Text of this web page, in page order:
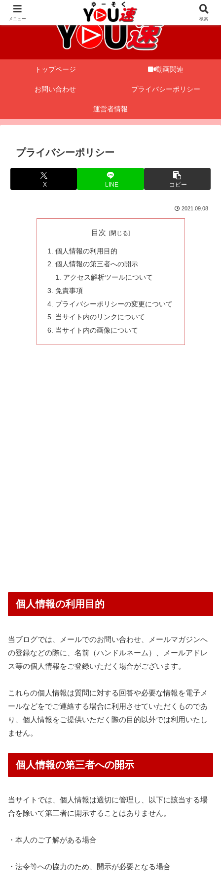
トップページ 動画関連
お問い合わせ プライバシーポリシー
運営者情報
プライバシーポリシー
X LINE コピー
2021.09.08
目次
個人情報の利用目的
個人情報の第三者への開示
アクセス解析ツールについて
免責事項
プライバシーポリシーの変更について
当サイト内のリンクについて
当サイト内の画像について
個人情報の利用目的
当ブログでは、メールでのお問い合わせ、メールマガジンへ
の登録などの際に、名前（ハンドルネーム）、メールアドレ
ス等の個人情報をご登録いただく場合がございます。
これらの個人情報は質問に対する回答や必要な情報を電子メ
ールなどをでご連絡する場合に利用させていただくものであ
り、個人情報をご提供いただく際の目的以外では利用いたし
ません。
個人情報の第三者への開示
当サイトでは、個人情報は適切に管理し、以下に該当する場
合を除いて第三者に開示することはありません。
・本人のご了解がある場合
・法令等への協力のため、開示が必要となる場合
メニュー 検索